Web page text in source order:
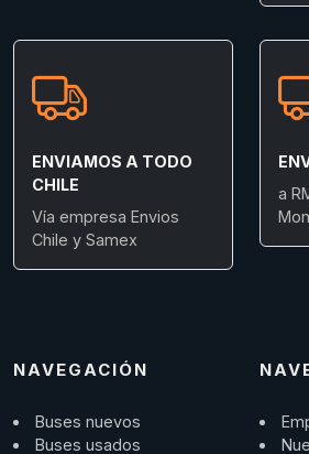
ENVIAMOS A TODO
CHILE
Vía empresa Envios
Chile y Samex
a
NAVEGACIÓN
Buses nuevos
Buses usados